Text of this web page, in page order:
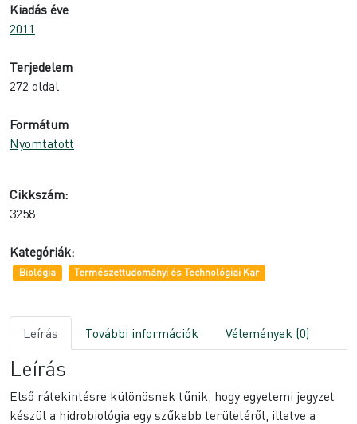
Kiadás éve
2011
Terjedelem
272 oldal
Formátum
Nyomtatott
Cikkszám:
3258
Kategóriák:
Biológia Természettudományi és Technológiai Kar
Leírás További információk Vélemények (0)
Leírás
Első rátekintésre különösnek tűnik, hogy egyetemi jegyzet
készül a hidrobiológia egy szűkebb területéről, illetve a